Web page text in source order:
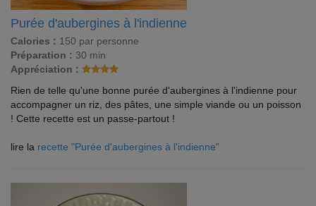
Purée d'aubergines à l'indienne
Calories : 150 par personne
Préparation : 30 min
Appréciation :
Rien de telle qu'une bonne purée d'aubergines à l'indienne pour
accompagner un riz, des pâtes, une simple viande ou un poisson
! Cette recette est un passe-partout !
lire la recette "Purée d'aubergines à l'indienne"